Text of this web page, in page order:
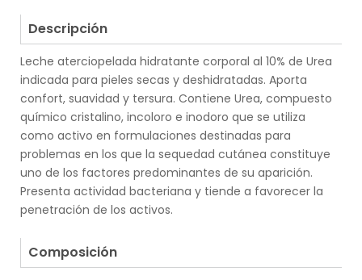
Descripción
Leche aterciopelada hidratante corporal al 10% de Urea
indicada para pieles secas y deshidratadas. Aporta
confort, suavidad y tersura. Contiene Urea, compuesto
químico cristalino, incoloro e inodoro que se utiliza
como activo en formulaciones destinadas para
problemas en los que la sequedad cutánea constituye
uno de los factores predominantes de su aparición.
Presenta actividad bacteriana y tiende a favorecer la
penetración de los activos.
Composición